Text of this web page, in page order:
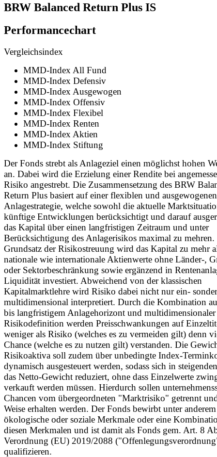
BRW Balanced Return Plus IS
Performancechart
Vergleichsindex
MMD-Index All Fund
MMD-Index Defensiv
MMD-Index Ausgewogen
MMD-Index Offensiv
MMD-Index Flexibel
MMD-Index Renten
MMD-Index Aktien
MMD-Index Stiftung
Der Fonds strebt als Anlageziel einen möglichst hohen
an. Dabei wird die Erzielung einer Rendite bei
Risiko angestrebt. Die Zusammensetzung des BRW
Return Plus basiert auf einer flexiblen und ausgewogenen
Anlagestrategie, welche sowohl die aktuelle
künftige Entwicklungen berücksichtigt und darauf
das Kapital über einen langfristigen Zeitraum und unter
Berücksichtigung des Anlagerisikos maximal zu mehren.
Grundsatz der Risikostreuung wird das Kapital zu mehr
nationale wie internationale Aktienwerte ohne Länder-,
oder Sektorbeschränkung sowie ergänzend in
Liquidität investiert. Abweichend von der klassischen
Kapitalmarktlehre wird Risiko dabei nicht nur ein-
multidimensional interpretiert. Durch die Kombination
bis langfristigem Anlagehorizont und multidimensionaler
Risikodefinition werden Preisschwankungen auf
weniger als Risiko (welches es zu vermeiden gilt) denn
Chance (welche es zu nutzen gilt) verstanden. Die
Risikoaktiva soll zudem über unbedingte Index-
dynamisch ausgesteuert werden, sodass sich in
das Netto-Gewicht reduziert, ohne dass Einzelwerte
verkauft werden müssen. Hierdurch sollen
Chancen vom übergeordneten "Marktrisiko" getrennt
Weise erhalten werden. Der Fonds bewirbt unter anderem
ökologische oder soziale Merkmale oder eine
diesen Merkmalen und ist damit als Fonds gem. Art. 8
Verordnung (EU) 2019/2088
qualifizieren.